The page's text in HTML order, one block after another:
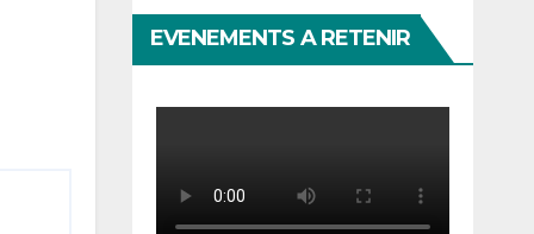
EVENEMENTS A RETENIR